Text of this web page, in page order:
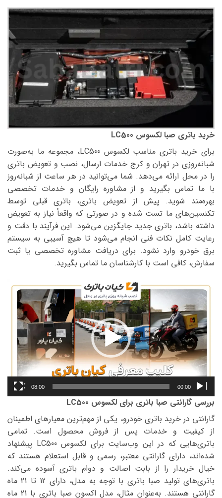
خرید باتری صبا لکسوس LC500
برای خرید باتری مناسب لکسوس LC500، مجموعه ما به‌صورت
شبانه‌روزی در تهران و کرج خدمات ارسال، نصب و تعویض باتری
را در محل ارائه می‌دهد. شما می‌توانید در هر ساعت از شبانه‌روز
با ما تماس بگیرید و از مشاوره رایگان و خدمات تخصصی
بهره‌مند شوید. پیش از تعویض باتری، باتری قبلی توسط
تکنسین‌های ما تست شده و در صورتی که واقعاً نیاز به تعویض
داشته باشد، باتری جدید جایگزین می‌شود. این فرآیند با دقت و
رعایت کامل نکات فنی انجام می‌شود تا هیچ آسیبی به سیستم
برق خودرو وارد نشود. برای دریافت مشاوره تخصصی یا ثبت
سفارش، کافی است با کارشناسان ما تماس بگیرید.
نمایشگر
ویدیو
00:00
08:00
بررسی گارانتی صبا باتری برای لکسوس LC500
گارانتی در خرید باتری خودرو، یکی از مهم‌ترین معیارهای اطمینان
از کیفیت و خدمات پس از فروش محصول است. تمامی
باتری‌هایی که در این وب‌سایت برای لکسوس LC500 پیشنهاد
شده‌اند، دارای گارانتی معتبر، رسمی و قابل استعلام هستند که
خیال خریدار را از بابت اصالت و دوام باتری آسوده می‌کند.
باتری‌های تولید صبا باتری با توجه به مدل، دارای 12 تا 21 ماه
گارانتی هستند. به‌عنوان مثال، مدل اکسون صبا باتری با 21 ماه